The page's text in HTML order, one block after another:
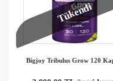
Tükendi
Bigjoy Tribulus Grow 120